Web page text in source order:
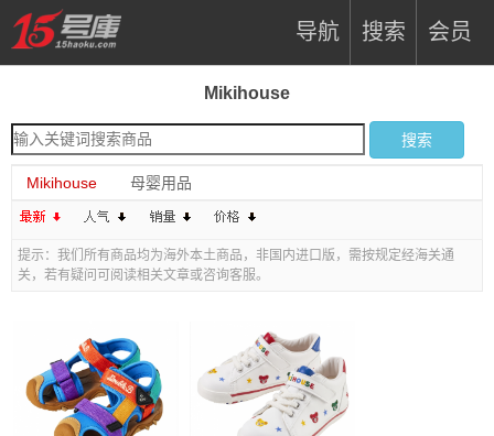
导航 搜索 会员
Mikihouse
Mikihouse 母婴用品
提示：我们所有商品均为海外本土商品，非国内进口版，需按规定经海关通
关，若有疑问可阅读相关文章或咨询客服。